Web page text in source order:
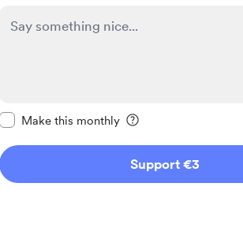
Make this monthly
Support €3